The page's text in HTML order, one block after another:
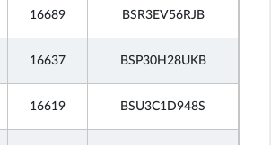
16689 BSR3EV56RJB
16637 BSP30H28UKB
16619 BSU3C1D948S